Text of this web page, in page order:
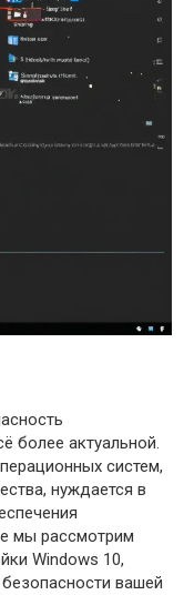
более актуальной.
систем,
нуждается в
мы рассмотрим
Windows 10,
вашей